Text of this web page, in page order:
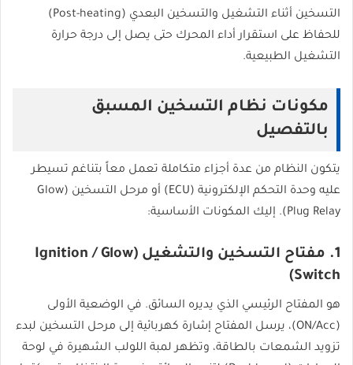
التسخين أثناء التشغيل والتسخين البعدي (Post-heating)
للحفاظ على استقرار أداء المحرك حتى يصل إلى درجة حرارة
التشغيل الطبيعية.
مكونات نظام التسخين المسبق
بالتفصيل
يتكون النظام من عدة أجزاء متكاملة تعمل معاً بتناغم تسيطر
عليه وحدة التحكم الإلكترونية (ECU) أو مرحل التسخين (Glow
Plug Relay). إليك المكونات الأساسية:
1. مفتاح التسخين والتشغيل (Ignition / Glow
Switch)
هو المفتاح الرئيسي الذي يديره السائق. في الوضعية الأولى
(ON/Acc)، يرسل المفتاح إشارة كهربائية إلى مرحل التسخين لبدء
تزويد الشمعات بالطاقة، وتظهر لمبة اللولب الشهيرة في لوحة